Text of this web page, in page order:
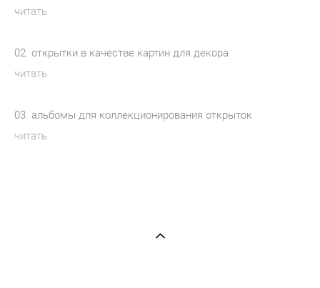
читать
02. открытки в качестве картин для декора
читать
03. альбомы для коллекционирования открыток
читать